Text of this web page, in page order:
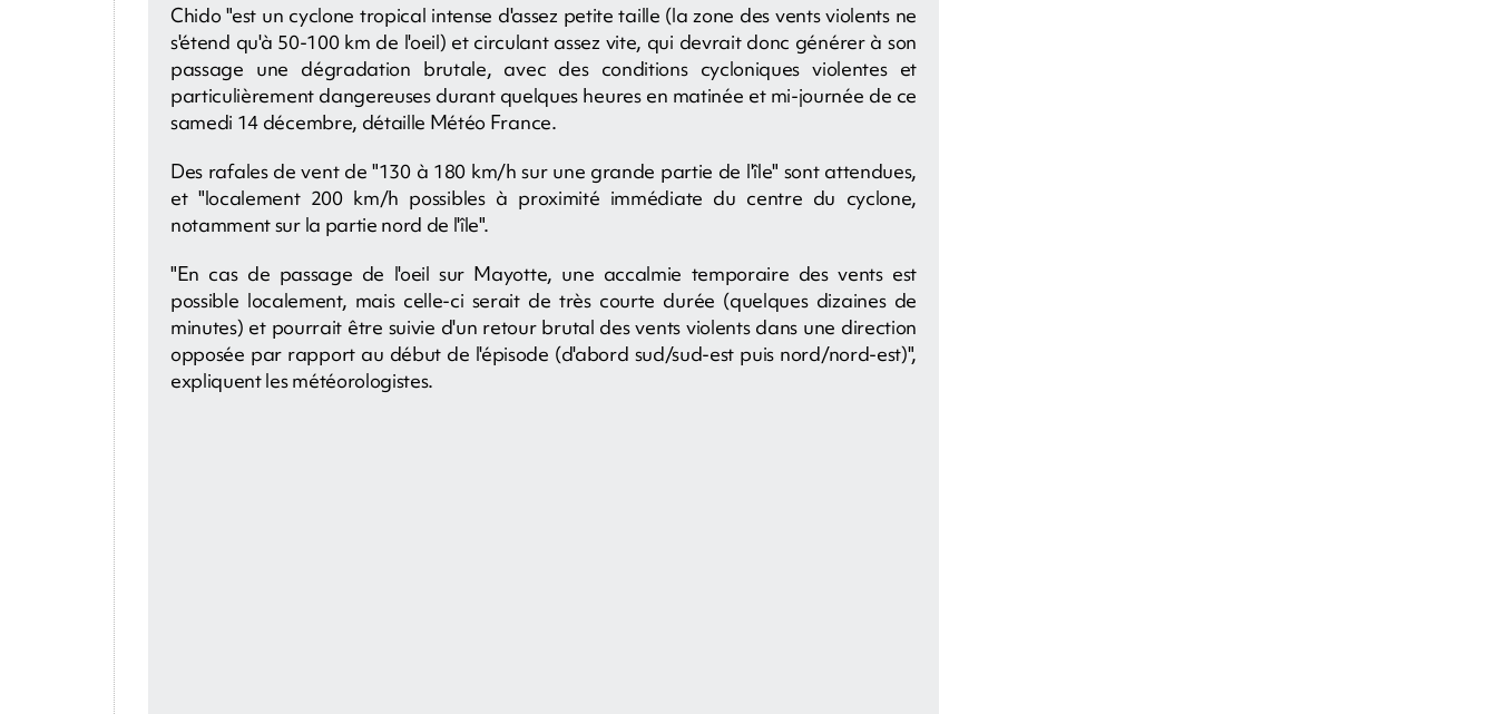
Chido "est un cyclone tropical intense d'assez petite taille (la zone des vents violents ne
s'étend qu'à 50-100 km de l'oeil) et circulant assez vite, qui devrait donc générer à son
passage une dégradation brutale, avec des conditions cycloniques violentes et
particulièrement dangereuses durant quelques heures en matinée et mi-journée de ce
samedi 14 décembre, détaille Météo France.
Des rafales de vent de "130 à 180 km/h sur une grande partie de l'île" sont attendues,
et "localement 200 km/h possibles à proximité immédiate du centre du cyclone,
notamment sur la partie nord de l'île".
"En cas de passage de l'oeil sur Mayotte, une accalmie temporaire des vents est
possible localement, mais celle-ci serait de très courte durée (quelques dizaines de
minutes) et pourrait être suivie d'un retour brutal des vents violents dans une direction
opposée par rapport au début de l'épisode (d'abord sud/sud-est puis nord/nord-est)",
expliquent les météorologistes.